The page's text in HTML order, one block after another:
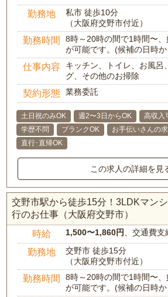
勤務地
私市 徒歩10分
（大阪府交野市付近）
勤務時間
8時～20時の間で1時間〜
が可能です。(候補の日時
仕事内容
キッチン、トイレ、お風呂
グ、その他のお掃除
契約形態 業務委託
土日祝のみOK 週2〜3日からOK 高収入
学歴不問
ブランクOK お手伝いさんの
直行･直帰OK
この求人の詳細を見
交野市駅から徒歩15分！3LDKマン
行のお仕事（大阪府交野市）
時給 1,500〜1,860円 、交通費
勤務地
交野市 徒歩15分
（大阪府交野市付近）
勤務時間
8時～20時の間で1時間〜
が可能です。(候補の日時